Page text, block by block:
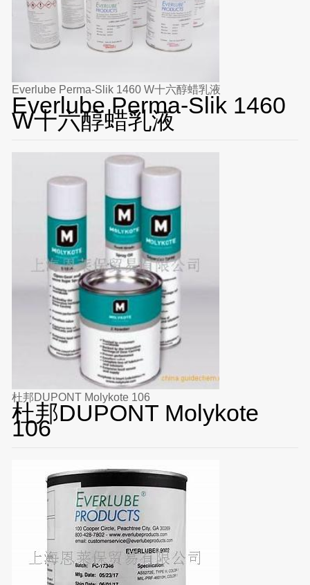
Everlube Perma-Slik 1460 W十六醇蜡乳液
Everlube Perma-Slik 1460
W十六醇蜡乳液
杜邦DUPONT Molykote 106
杜邦DUPONT Molykote
106